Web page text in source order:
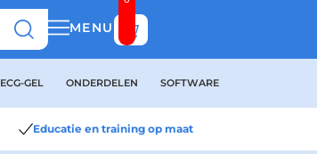
MENU Bekijk winkelwagen
ECG-GEL ONDERDELEN SOFTWARE
Educatie en training op maat